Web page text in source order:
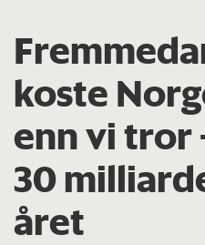
koste
enn vi tror
30
året